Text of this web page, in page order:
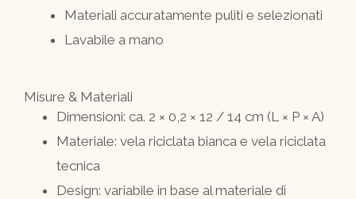
Materiali accuratamente puliti e selezionati
Lavabile a mano
Misure & Materiali
Dimensioni: ca. 2 × 0,2 × 12 / 14 cm (L × P × A)
Materiale: vela riciclata bianca e vela riciclata
tecnica
Design: variabile in base al materiale di